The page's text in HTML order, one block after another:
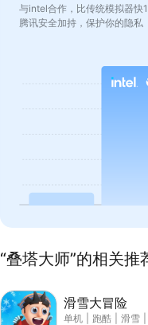
与intel合作，比传统模拟器快
腾讯安全加持，保护你的隐私
“叠塔大师”的相关
滑雪大冒险
单机 跑酷 滑雪